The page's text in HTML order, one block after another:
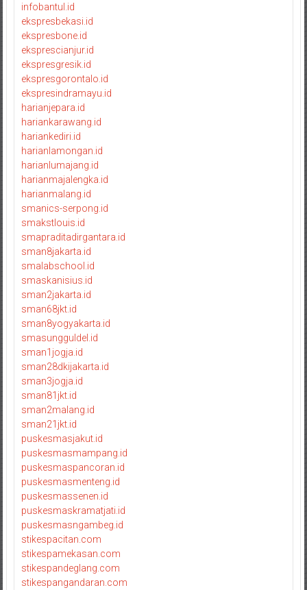
infobantul.id
ekspresbekasi.id
ekspresbone.id
eksprescianjur.id
ekspresgresik.id
ekspresgorontalo.id
ekspresindramayu.id
harianjepara.id
hariankarawang.id
hariankediri.id
harianlamongan.id
harianlumajang.id
harianmajalengka.id
harianmalang.id
smanics-serpong.id
smakstlouis.id
smapraditadirgantara.id
sman8jakarta.id
smalabschool.id
smaskanisius.id
sman2jakarta.id
sman68jkt.id
sman8yogyakarta.id
smasungguldel.id
sman1jogja.id
sman28dkijakarta.id
sman3jogja.id
sman81jkt.id
sman2malang.id
sman21jkt.id
puskesmasjakut.id
puskesmasmampang.id
puskesmaspancoran.id
puskesmasmenteng.id
puskesmassenen.id
puskesmaskramatjati.id
puskesmasngambeg.id
stikespacitan.com
stikespamekasan.com
stikespandeglang.com
stikespangandaran.com